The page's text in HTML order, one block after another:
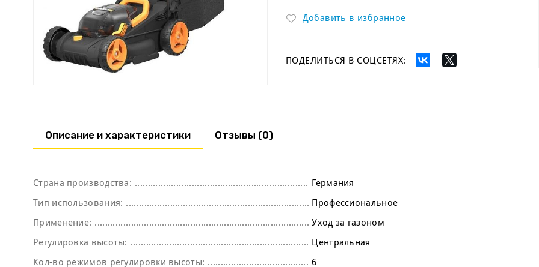
Добавить в избранное
ПОДЕЛИТЬСЯ В СОЦСЕТЯХ:
Описание и характеристики Отзывы (0)
Страна производства:
Германия
Тип использования:
Профессиональное
Применение:
Уход за газоном
Регулировка высоты:
Центральная
Кол-во режимов регулировки высоты:
6